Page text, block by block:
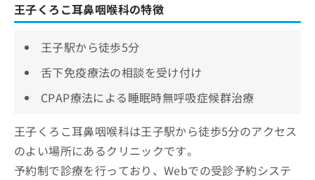
王子くろこ耳鼻咽喉科の特徴
王子駅から徒歩5分
舌下免疫療法の相談を受け付け
CPAP療法による睡眠時無呼吸症候群治療
王子くろこ耳鼻咽喉科は王子駅から徒歩5分のアクセス
のよい場所にあるクリニックです。
予約制で診療を行っており、Webでの受診予約システ